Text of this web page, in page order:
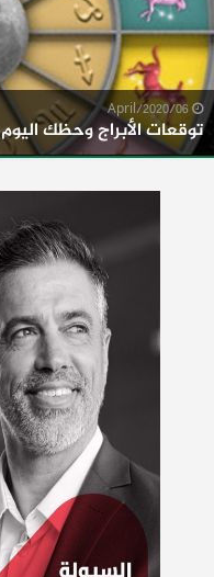
توقعات الأبراج وحظك اليوم